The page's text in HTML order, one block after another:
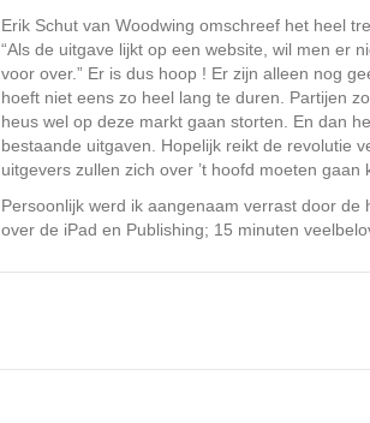
Erik Schut van Woodwing omschreef het heel
“Als de uitgave lijkt op een website, wil men er
voor over.” Er is dus hoop ! Er zijn alleen nog
hoeft niet eens zo heel lang te duren. Partijen
heus wel op deze markt gaan storten. En dan
bestaande uitgaven. Hopelijk reikt de revolutie
uitgevers zullen zich over ’t hoofd moeten
Persoonlijk werd ik aangenaam verrast door
over de iPad en Publishing; 15 minuten